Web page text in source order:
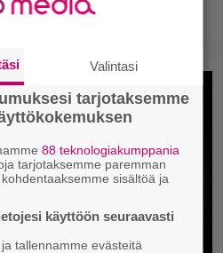
Valintasi
tarjotaksemme
88 teknologiakumppania
tarjotaksemme paremman
sisältöä ja
käyttöön seuraavasti
tallennamme evästeitä